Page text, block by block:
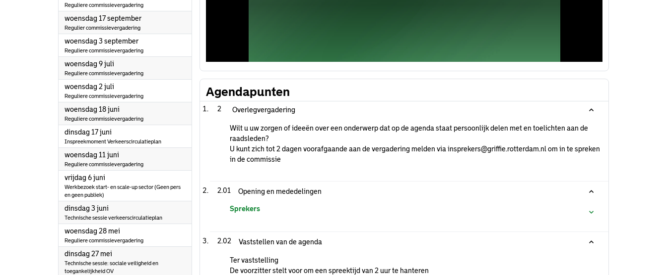
Reguliere commissievergadering
woensdag 17 september2025
Regulier commissievergadering
woensdag 3 september2025
Reguliere commissievergadering
woensdag 9 juli
Reguliere commissievergadering
woensdag 2 juli
Reguliere commissievergadering
woensdag 18 juni
Reguliere commissievergadering
dinsdag 17 juni
Inspreekmoment Verkeerscirculatieplan
woensdag 11 juni
Reguliere commissievergadering
vrijdag 6 juni
Werkbezoek start- en scale-up sector (Geen pers
en geen publiek)
dinsdag 3 juni
Technische sessie verkeerscirculatieplan
woensdag 28 mei
Reguliere commissievergadering
dinsdag 27 mei
Technische sessie: sociale veiligheid en
toegankelijkheid OV
Agendapunten
2 Overlegvergadering
Wilt u uw zorgen of ideeën over een onderwerp dat op de agenda staat persoonlijk delen met en toelichten aan de
raadsleden?
U kunt zich tot 2 dagen voorafgaande aan de vergadering melden via insprekers@griffie.rotterdam.nl om in te spreken
in de commissie
2.01 Opening en mededelingen
Sprekers
2.02 Vaststellen van de agenda
Ter vaststelling
De voorzitter stelt voor om een spreektijd van 2 uur te hanteren